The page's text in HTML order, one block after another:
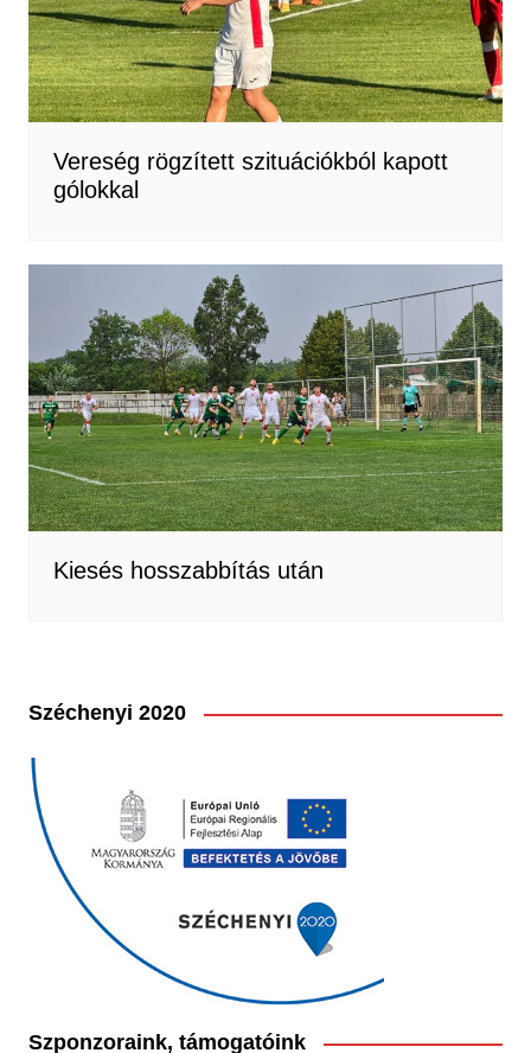
Vereség rögzített szituációkból kapott
gólokkal
Kiesés hosszabbítás után
Széchenyi 2020
Szponzoraink, támogatóink